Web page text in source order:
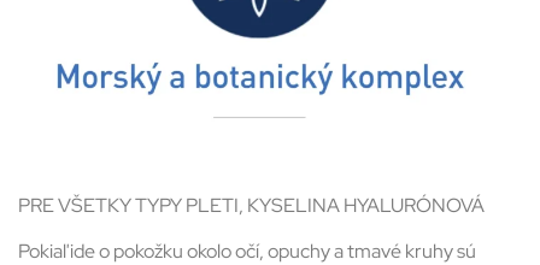
PRE VŠETKY TYPY PLETI, KYSELINA HYALURÓNOVÁ
Pokiaľ ide o pokožku okolo očí, opuchy a tmavé kruhy sú